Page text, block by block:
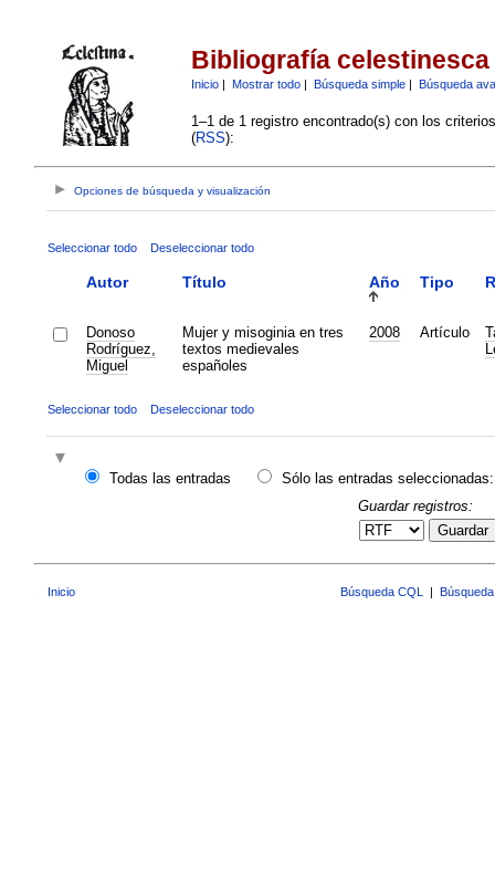
Bibliografía celestinesca
Inicio| Mostrar todo| Búsqueda simple| Búsqueda
1–1 de 1 registro encontrado(s) con los
(RSS):
Opciones de búsqueda y visualización
Seleccionar todo Deseleccionar todo
Autor Título Año Tipo
Donoso
Rodríguez,
Miguel
Mujer y misoginia en tres
textos medievales
españoles
2008 Artículo
Seleccionar todo Deseleccionar todo
Todas las entradas
Sólo las entradas seleccionadas:
Guardar registros:
Guardar
Inicio Búsqueda CQL